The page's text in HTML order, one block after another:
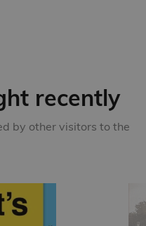
recently
by other visitors to the